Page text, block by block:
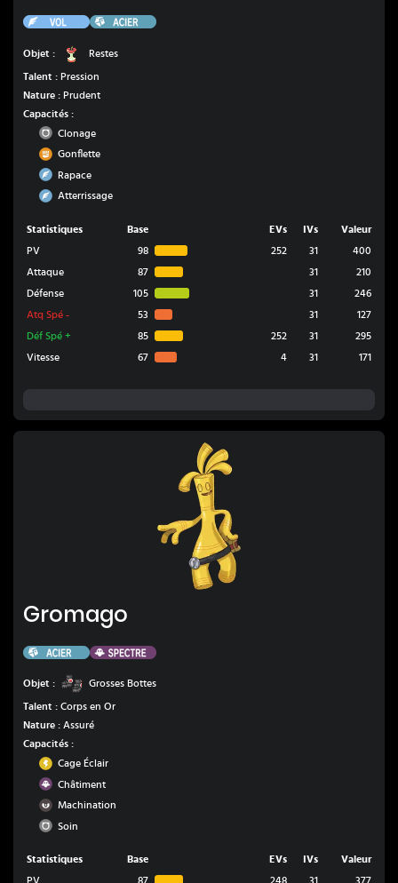
Vol Acier
Objet : Restes
Talent : Pression
Nature : Prudent
Capacités :
Normal
Clonage
Combat
Gonflette
VolRapace
VolAtterrissage
Statistiques Base EVs IVs
Valeur
PV
98 252 31
400
Attaque
87 31
210
Défense
105 31
246
Atq Spé - 53 31
127
Déf Spé + 85 252 31
295
Vitesse
67 4 31 171
Gromago
Acier Spectre
Objet : Grosses Bottes
Talent : Corps en Or
Nature : Assuré
Capacités :
Électrik
Cage Éclair
Spectre
Châtiment
Ténèbres
Machination
Normal
Soin
Statistiques Base EVs IVs
Valeur
PV
87 248 31 377